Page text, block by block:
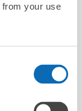
from your use